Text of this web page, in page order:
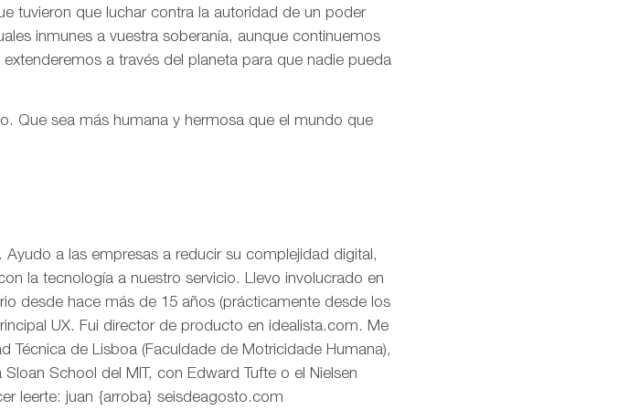
tuvieron que luchar contra la autoridad de un poder
inmunes a vuestra soberanía, aunque continuemos
a través del planeta para que nadie pueda
Que sea más humana y hermosa que el mundo que
a las empresas a reducir su complejidad digital,
la tecnología a nuestro servicio. Llevo involucrado en
desde hace más de 15 años (prácticamente desde los
UX. Fui director de producto en idealista.com. Me
Técnica de Lisboa (Faculdade de Motricidade Humana),
School del MIT, con Edward Tufte o el Nielsen
leerte: juan {arroba} seisdeagosto.com